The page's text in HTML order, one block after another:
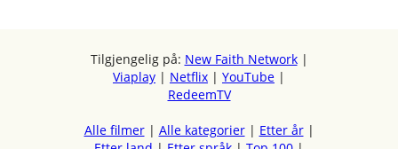
Tilgjengelig på: New Faith Network|
Viaplay | Netflix | YouTube |
RedeemTV
Alle filmer| Alle kategorier| Etter år|